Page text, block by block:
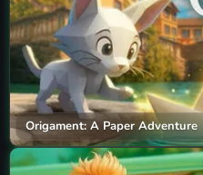
Origament: A Paper Adventure